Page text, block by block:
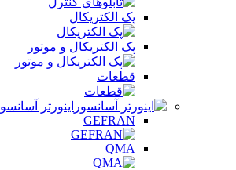
پک الکتریکال
پک الکتریکال و موتور
قطعات
اینورتر آسانسور
GEFRAN
QMA